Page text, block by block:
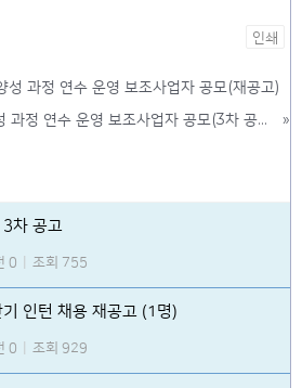
인쇄
과정 연수 운영 보조사업자 공모(재공고)
2024 현지 한국어교원 양성 과정 연수 운영 보조사업자 공모(3차 공고)
»
3차 공고
0 조회 755
인턴 채용 재공고 (1명)
0 조회 929